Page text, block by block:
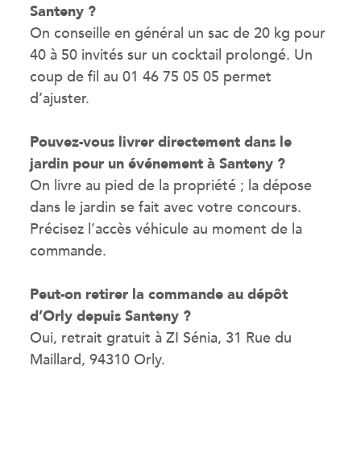
Santeny ?
On conseille en général un sac de 20 kg pour
40 à 50 invités sur un cocktail prolongé. Un
coup de fil au 01 46 75 05 05 permet
d’ajuster.
Pouvez-vous livrer directement dans le
jardin pour un événement à Santeny ?
On livre au pied de la propriété ; la dépose
dans le jardin se fait avec votre concours.
Précisez l’accès véhicule au moment de la
commande.
Peut-on retirer la commande au dépôt
d’Orly depuis Santeny ?
Oui, retrait gratuit à ZI Sénia, 31 Rue du
Maillard, 94310 Orly.